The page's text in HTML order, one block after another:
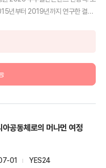
년부터 2019년까지 연구한 결과
아공동체로의 머나먼 여정
01
YES24